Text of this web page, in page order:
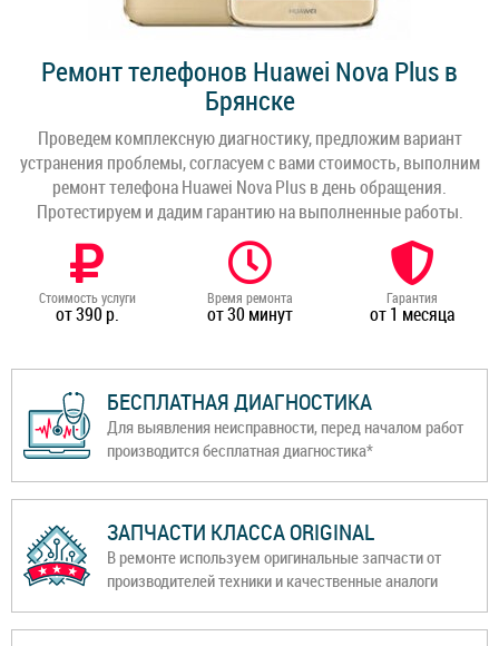
Ремонт телефонов Huawei Nova Plus в
Брянске
Проведем комплексную диагностику, предложим вариант
устранения проблемы, согласуем с вами стоимость, выполним
ремонт телефона Huawei Nova Plus в день обращения.
Протестируем и дадим гарантию на выполненные работы.
Стоимость услуги
от 390 р.
Время ремонта
от 30 минут
Гарантия
от 1 месяца
БЕСПЛАТНАЯ ДИАГНОСТИКА
Для выявления неисправности, перед началом работ
производится бесплатная диагностика*
ЗАПЧАСТИ КЛАССА ORIGINAL
В ремонте используем оригинальные запчасти от
производителей техники и качественные аналоги